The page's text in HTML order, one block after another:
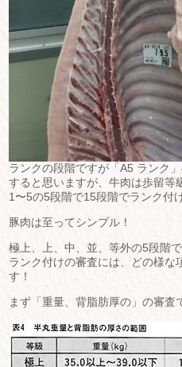
ランクの段階ですが「A5 ランク
すると思いますが、牛肉は歩留等
1〜5の5段階で15段階でランク付
豚肉は至ってシンプル！
極上、上、中、並、等外の5段階
ランク付けの審査には、どの様な
す！
まず「重量、背脂肪厚の」の審査